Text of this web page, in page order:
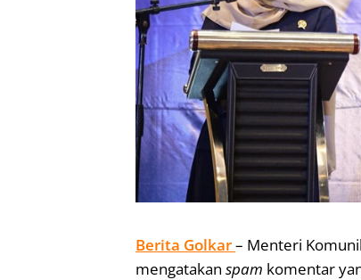
Berita Golkar– Menteri
mengatakan spam komentar